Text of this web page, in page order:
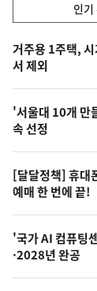
기,
최
신,
오
늘
의
영
상
오
늘
인기
기
뉴
스
거주용 1주택,
서 제외
'서울대 10개 만
속 선정
[달달정책] 휴대
예매 한 번에 끝!
'국가 AI 컴퓨팅
·2028년 완공